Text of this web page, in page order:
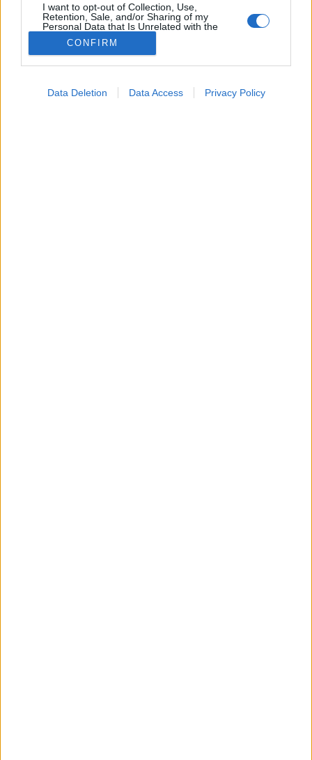
I want to opt-out of Collection, Use,
Retention, Sale, and/or Sharing of my
Personal Data that Is Unrelated with the
Purposes for which it was collected.
Opted Out
I want to allow Google to enable storage
CONFIRM
Data Deletion Data Access Privacy Policy